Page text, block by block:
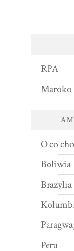
RPA
Maroko
O co
Boliwia
Brazylia
Paragwaj
Peru